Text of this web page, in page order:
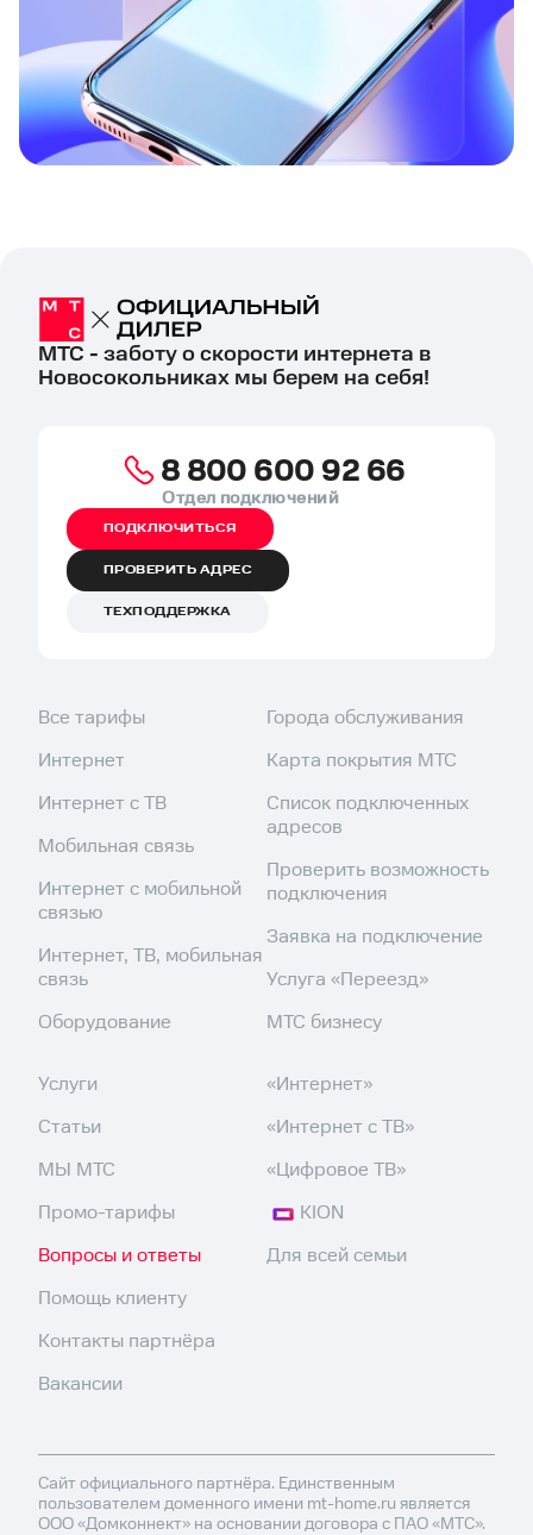
МТС - заботу о скорости интернета в
Новосокольниках мы берем на себя!
8 800 600 92 66
Отдел подключений
ПОДКЛЮЧИТЬСЯ
ПРОВЕРИТЬ АДРЕС
ТЕХПОДДЕРЖКА
Все тарифы
Интернет
Интернет с ТВ
Мобильная связь
Интернет с мобильной
связью
Интернет, ТВ, мобильная
связь
Оборудование
Города обслуживания
Карта покрытия МТС
Список подключенных
адресов
Проверить возможность
подключения
Заявка на подключение
Услуга «Переезд»
МТС бизнесу
Услуги
Статьи
МЫ МТС
Промо-тарифы
Вопросы и ответы
Помощь клиенту
Контакты партнёра
Вакансии
«Интернет»
«Интернет с ТВ»
«Цифровое ТВ»
KION
Для всей семьи
Сайт официального партнёра. Единственным
пользователем доменного имени mt-home.ru является
ООО «Домконнект» на основании договора с ПАО «МТС».